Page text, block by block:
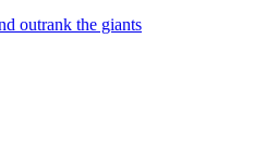
outrank the giants